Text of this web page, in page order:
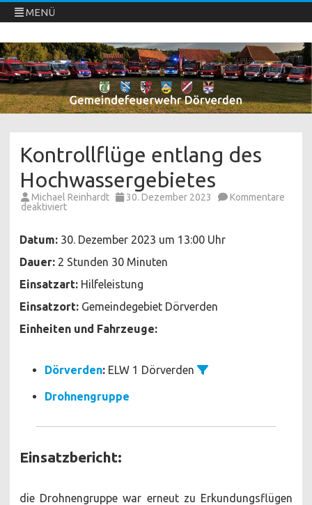
MENÜ
Freiwillige Feuerwehren Dörverden
Direkt
zum
Inhalt
springen
Kontrollflüge entlang des
Hochwassergebietes
Michael Reinhardt 30. Dezember 2023
Kommentare
deaktiviertfür
des
Hochwassergebietes
Datum: 30. Dezember 2023 um 13:00 Uhr
Dauer: 2 Stunden 30 Minuten
Einsatzart: Hilfeleistung
Einsatzort: Gemeindegebiet Dörverden
Einheiten und Fahrzeuge:
Dörverden: ELW 1 Dörverden
Drohnengruppe
Einsatzbericht:
die Drohnengruppe war erneut zu Erkundungsflügen